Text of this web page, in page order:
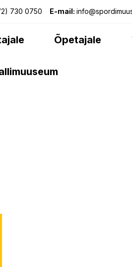
730 0750 E-mail:
Õpetajale